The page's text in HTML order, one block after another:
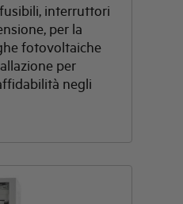
interruttori
per la
fotovoltaiche
per
negli